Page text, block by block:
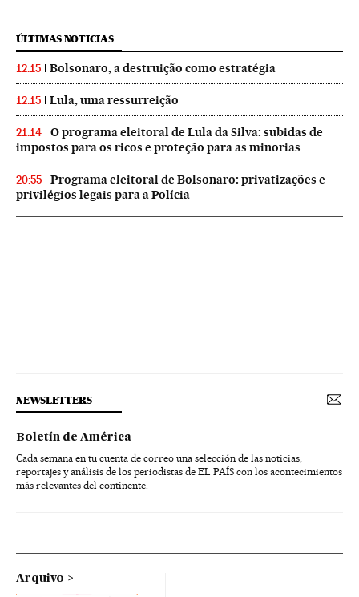
ÚLTIMAS NOTICIAS
12:15 Bolsonaro, a destruição como estratégia
12:15 Lula, uma ressurreição
21:14
O programa eleitoral de Lula da Silva: subidas de
impostos para os ricos e proteção para as minorias
20:55
Programa eleitoral de Bolsonaro: privatizações e
privilégios legais para a Polícia
NEWSLETTERS
Boletín de América
Cada semana en tu cuenta de correo una selección de las noticias,
reportajes y análisis de los periodistas de EL PAÍS con los acontecimientos
más relevantes del continente.
Arquivo